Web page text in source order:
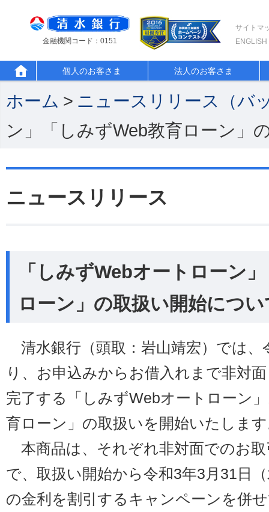
金融機関コード：0151
サイトマ
ENGLISH
個人のお客さま 法人のお客さま
ホーム > ニュースリリース（バ
ン」「しみずWeb教育ローン」
ニュースリリース
「しみずWebオートローン
ローン」の取扱い開始につい
清水銀行（頭取：岩山靖宏）では、
り、お申込みからお借入れまで非対
完了する「しみずWebオートローン
育ローン」の取扱いを開始いたしま
本商品は、それぞれ非対面でのお
で、取扱い開始から令和3年3月31日
の金利を割引するキャンペーンを併